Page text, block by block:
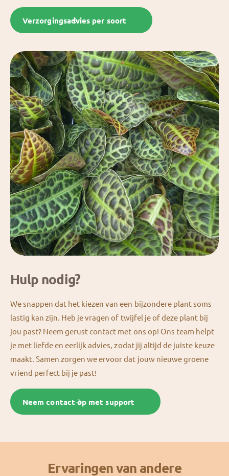
Verzorgingsadvies per soort
Hulp nodig?
We snappen dat het kiezen van een bijzondere plant soms
lastig kan zijn. Heb je vragen of twijfel je of deze plant bij
jou past? Neem gerust contact met ons op! Ons team helpt
je met liefde en eerlijk advies, zodat jij altijd de juiste keuze
maakt. Samen zorgen we ervoor dat jouw nieuwe groene
vriend perfect bij je past!
Neem contact op met support
Ervaringen van andere